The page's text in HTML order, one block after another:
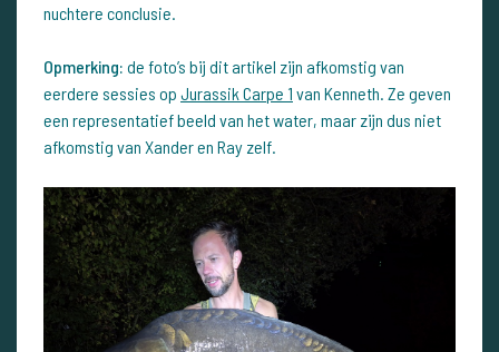
nuchtere conclusie.
Opmerking: de foto’s bij dit artikel zijn afkomstig van
eerdere sessies op Jurassik Carpe 1 van Kenneth. Ze geven
een representatief beeld van het water, maar zijn dus niet
afkomstig van Xander en Ray zelf.